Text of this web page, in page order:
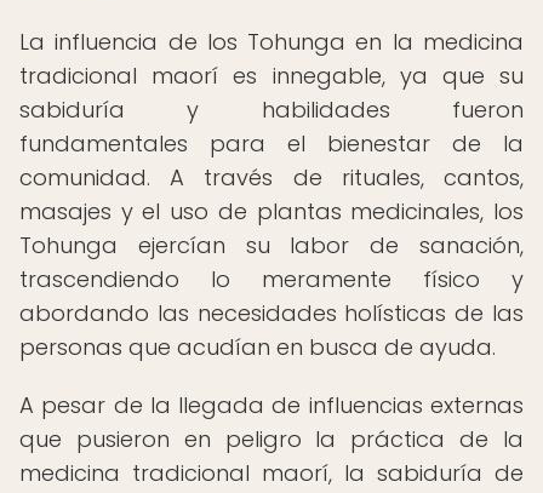
La influencia de los Tohunga en la medicina
tradicional maorí es innegable, ya que su
sabiduría y habilidades fueron
fundamentales para el bienestar de la
comunidad. A través de rituales, cantos,
masajes y el uso de plantas medicinales, los
Tohunga ejercían su labor de sanación,
trascendiendo lo meramente físico y
abordando las necesidades holísticas de las
personas que acudían en busca de ayuda.
A pesar de la llegada de influencias externas
que pusieron en peligro la práctica de la
medicina tradicional maorí, la sabiduría de